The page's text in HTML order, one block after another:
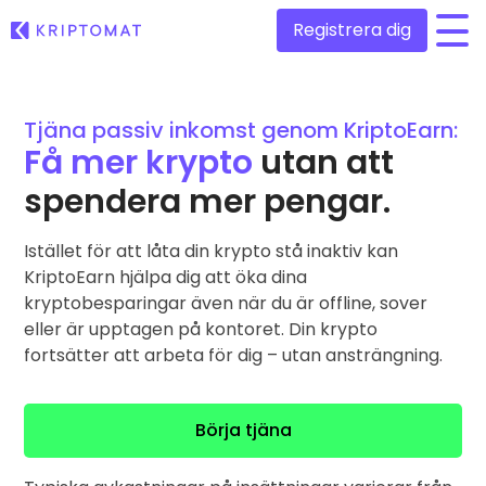
Alla priser
Över 300+ kryptovalutor
Toppvinnare & -förlorare
Hitta investeringsmöjligheter
Nyligen tillagda
Nyligen tillagda mynt hos Kriptomat
Om jag köpte för 100€…
...skulle det idag vara värt
Köp och sälj krypto
Utbyte av krypto
Över 1 000 olika paralternativ
Intelligenta portföljer
Smart sätt att investera i krypto
En säker och enkel kryptoplånbok
Investeringsutforskaren
Registrera dig
Tjäna passiv inkomst genom KriptoEarn:
Få mer krypto utan att
spendera mer pengar.
Istället för att låta din krypto stå inaktiv kan
KriptoEarn hjälpa dig att öka dina
kryptobesparingar även när du är offline, sover
eller är upptagen på kontoret. Din krypto
fortsätter att arbeta för dig – utan ansträngning.
Börja tjäna